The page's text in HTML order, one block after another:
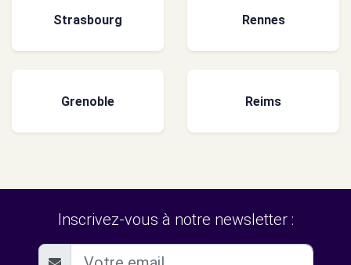
Strasbourg Rennes
Grenoble Reims
Inscrivez-vous à notre newsletter :